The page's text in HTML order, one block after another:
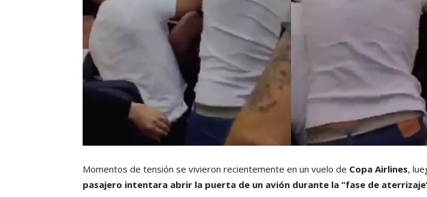
Momentos de tensión se vivieron recientemente en un vuelo de Copa Airlines,
pasajero intentara abrir la puerta de un avión durante la “fase de